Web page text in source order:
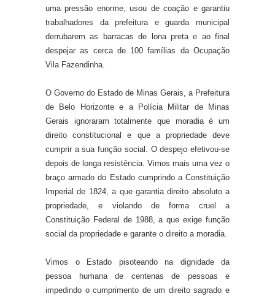
uma pressão enorme, usou de coação e garantiu
trabalhadores da prefeitura e guarda municipal
derrubarem as barracas de lona preta e ao final
despejar as cerca de 100 famílias da Ocupação
Vila Fazendinha.
O Governo do Estado de Minas Gerais, a Prefeitura
de Belo Horizonte e a Polícia Militar de Minas
Gerais ignoraram totalmente que moradia é um
direito constitucional e que a propriedade deve
cumprir a sua função social. O despejo efetivou-se
depois de longa resistência. Vimos mais uma vez o
braço armado do Estado cumprindo a Constituição
Imperial de 1824, a que garantia direito absoluto a
propriedade, e violando de forma cruel a
Constituição Federal de 1988, a que exige função
social da propriedade e garante o direito a moradia.
Vimos o Estado pisoteando na dignidade da
pessoa humana de centenas de pessoas e
impedindo o cumprimento de um direito sagrado e